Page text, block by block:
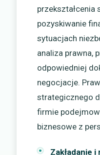
przekształcenia
pozyskiwanie
sytuacjach
analiza prawna,
odpowiedniej
negocjacje.
strategicznego
firmie
biznesowe z
Zakładanie